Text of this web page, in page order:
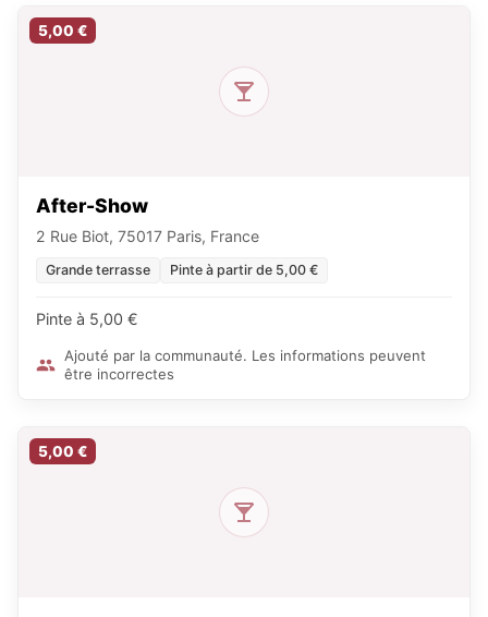
5,00 €
After-Show
2 Rue Biot, 75017 Paris, France
Grande terrasse Pinte à partir de 5,00 €
Pinte à 5,00 €
Ajouté par la communauté. Les informations peuvent
être incorrectes
5,00 €